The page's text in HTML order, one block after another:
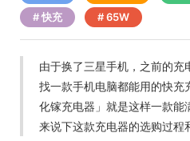
快充
65W
由于换了三星手机，之前的充
找一款手机电脑都能用的快
化镓充电器」就是这样一款能
来说下这款充电器的选购过程